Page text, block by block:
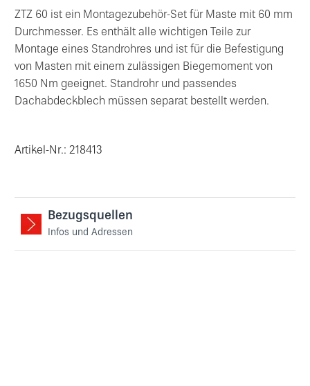
ZTZ 60 ist ein Montagezubehör-Set für Maste mit 60 mm
Durchmesser. Es enthält alle wichtigen Teile zur
Montage eines Standrohres und ist für die Befestigung
von Masten mit einem zulässigen Biegemoment von
1650 Nm geeignet. Standrohr und passendes
Dachabdeckblech müssen separat bestellt werden.
Artikel-Nr.: 218413
Bezugsquellen
Infos und Adressen